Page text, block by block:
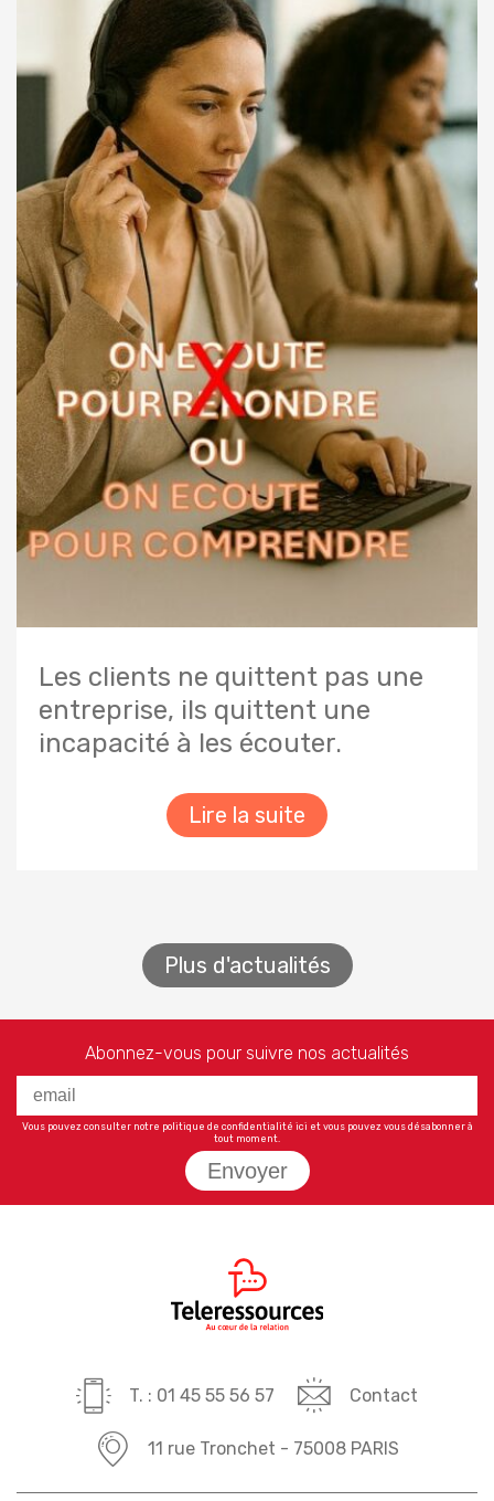
Les clients ne quittent pas une
entreprise, ils quittent une
incapacité à les écouter.
Lire la suite
Plus d'actualités
Abonnez-vous pour suivre nos actualités
Vous pouvez consulter notre politique de confidentialité ici et vous pouvez vous désabonner à
tout moment.
Envoyer
T. : 01 45 55 56 57 Contact
11 rue Tronchet - 75008 PARIS